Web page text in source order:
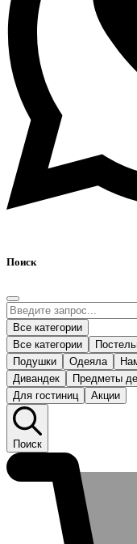
Поиск
Все категории
Все категории
Подушки
Одеяла
Дивандек
Предметы
Для гостиниц
Акции
Поиск